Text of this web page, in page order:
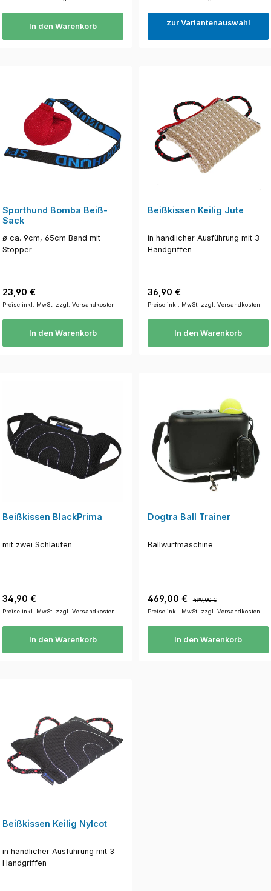
In den Warenkorb zur Variantenauswahl
Sporthund Bomba Beiß-
Sack
ø ca. 9cm, 65cm Band mit
Stopper
Regulärer Preis:
23,90 €
Preise inkl. MwSt. zzgl. Versandkosten
In den Warenkorb
Beißkissen Keilig Jute
in handlicher Ausführung mit 3
Handgriffen
Regulärer Preis:
36,90 €
Preise inkl. MwSt. zzgl. Versandkosten
In den Warenkorb
Beißkissen BlackPrima
mit zwei Schlaufen
Regulärer Preis:
34,90 €
Preise inkl. MwSt. zzgl. Versandkosten
In den Warenkorb
Dogtra Ball Trainer
Ballwurfmaschine
Verkaufspreis:
469,00 €
499,00 €
Preise inkl. MwSt. zzgl. Versandkosten
In den Warenkorb
Beißkissen Keilig Nylcot
in handlicher Ausführung mit 3
Handgriffen